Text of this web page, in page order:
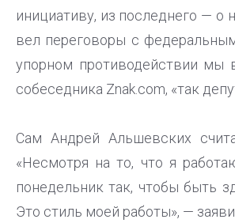
инициативу, из последнего — о
вел переговоры с
упорном противодействии
собеседника Znak.com, «так
Сам Андрей Альшевских
«Несмотря на то, что я
понедельник так, чтобы быть
Это стиль моей работы», —